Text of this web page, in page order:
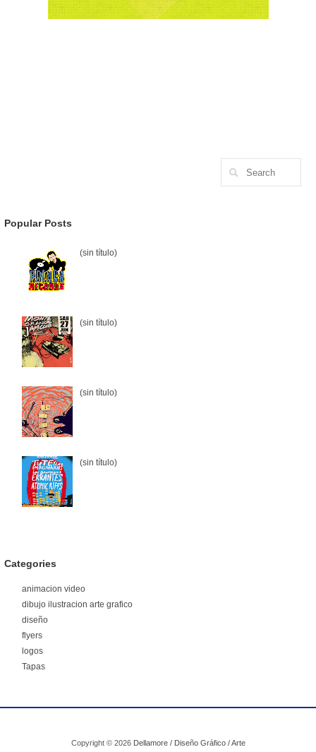
Popular Posts
(sin título)
(sin título)
(sin título)
(sin título)
Categories
animacion video
dibujo ilustracion arte grafico
diseño
flyers
logos
Tapas
Copyright © 2026 Dellamore / Diseño Gráfico / Arte